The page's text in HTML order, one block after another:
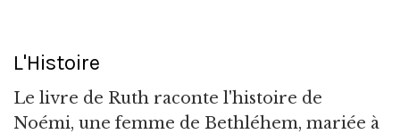
L'Histoire
Le livre de Ruth raconte l'histoire de
Noémi, une femme de Bethléhem, mariée à